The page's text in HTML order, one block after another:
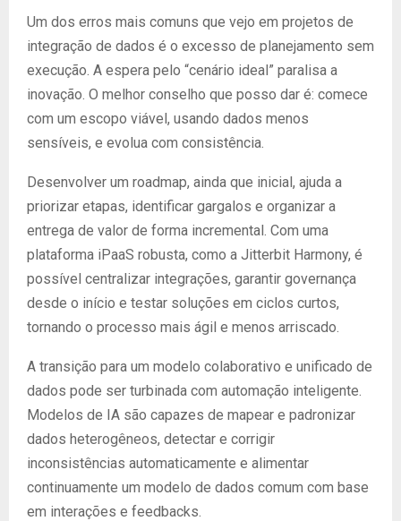
Um dos erros mais comuns que vejo em projetos de
integração de dados é o excesso de planejamento sem
execução. A espera pelo “cenário ideal” paralisa a
inovação. O melhor conselho que posso dar é: comece
com um escopo viável, usando dados menos
sensíveis, e evolua com consistência.
Desenvolver um roadmap, ainda que inicial, ajuda a
priorizar etapas, identificar gargalos e organizar a
entrega de valor de forma incremental. Com uma
plataforma iPaaS robusta, como a Jitterbit Harmony, é
possível centralizar integrações, garantir governança
desde o início e testar soluções em ciclos curtos,
tornando o processo mais ágil e menos arriscado.
A transição para um modelo colaborativo e unificado de
dados pode ser turbinada com automação inteligente.
Modelos de IA são capazes de mapear e padronizar
dados heterogêneos, detectar e corrigir
inconsistências automaticamente e alimentar
continuamente um modelo de dados comum com base
em interações e feedbacks.